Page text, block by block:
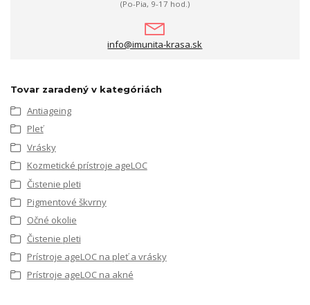
(Po-Pia, 9-17 hod.)
info@imunita-krasa.sk
Tovar zaradený v kategóriách
Antiageing
Pleť
Vrásky
Kozmetické prístroje ageLOC
Čistenie pleti
Pigmentové škvrny
Očné okolie
Čistenie pleti
Prístroje ageLOC na pleť a vrásky
Prístroje ageLOC na akné